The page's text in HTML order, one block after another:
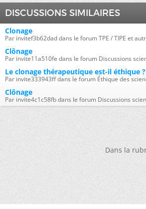
DISCUSSIONS SIMILAIRES
Clonage
Par invitef3b62dad dans le forum TPE / TIPE et
Clônage
Par invite11a510fe dans le forum Discussions
Le clonage thérapeutique est-il éthique ?
Par invite333943ff dans le forum Éthique des
Clônage
Par invite4c1c58fb dans le forum Discussions
Dans la